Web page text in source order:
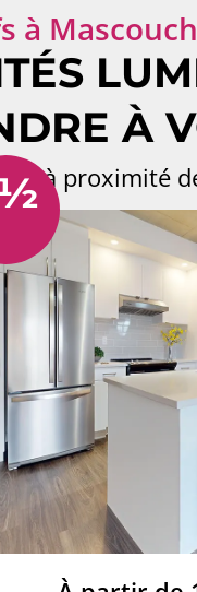
à
À
à proximité